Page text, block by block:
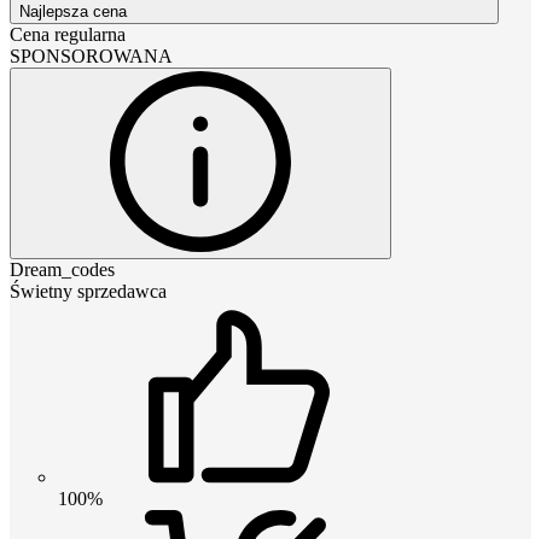
Najlepsza cena
Cena regularna
SPONSOROWANA
Dream_codes
Świetny sprzedawca
100%